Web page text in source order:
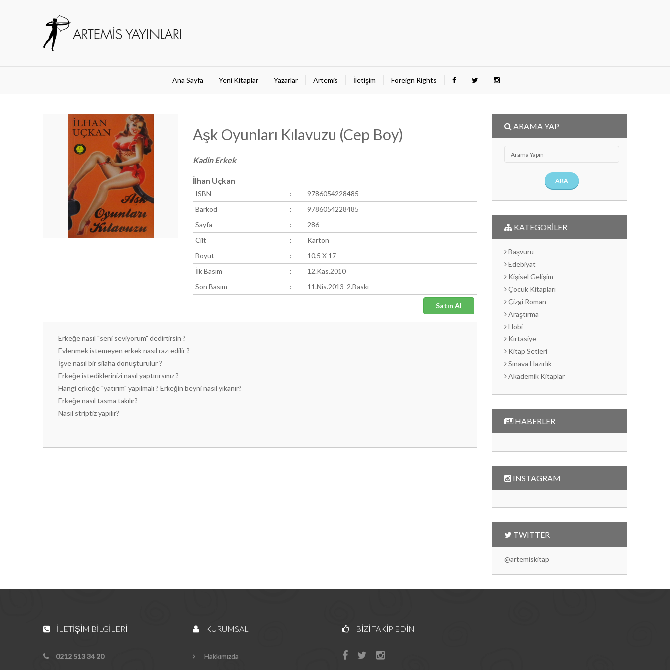
Ana Sayfa Yeni Kitaplar Yazarlar Artemis İletişim Foreign Rights
Aşk Oyunları Kılavuzu (Cep Boy)
Kadin Erkek
İlhan Uçkan
ISBN :
9786054228485
Barkod
:
9786054228485
Sayfa
:
286
Cilt
:
Karton
Boyut
:
10,5 X 17
İlk Basım
:
12.Kas.2010
Son Basım
: 11.Nis.2013 2.Baskı
Erkeğe nasıl "seni seviyorum" dedirtirsin ?
Evlenmek istemeyen erkek nasıl razı edilir ?
İşve nasıl bir silaha dönüştürülür ?
Erkeğe istediklerinizi nasıl yaptırırsınız ?
Hangi erkeğe "yatırım" yapılmalı ? Erkeğin beyni nasıl yıkanır?
Erkeğe nasıl tasma takılır?
Nasıl striptiz yapılır?
ARAMA YAP
ARA
KATEGORİLER
Başvuru
Edebiyat
Kişisel Gelişim
Çocuk Kitapları
Çizgi Roman
Araştırma
Hobi
Kırtasiye
Kitap Setleri
Sınava Hazırlık
Akademik Kitaplar
HABERLER
INSTAGRAM
TWITTER
@artemiskitap
İLETIŞIM BILGILERI
0212 513 34 20
KURUMSAL
Hakkımızda
BIZI TAKIP EDIN